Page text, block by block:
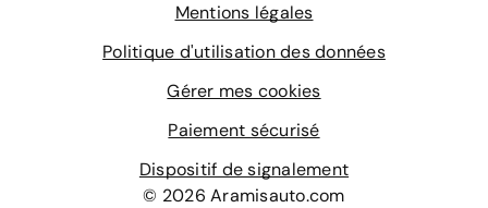
Mentions légales
Politique d'utilisation des données
Gérer mes cookies
Paiement sécurisé
Dispositif de signalement
© 2026 Aramisauto.com